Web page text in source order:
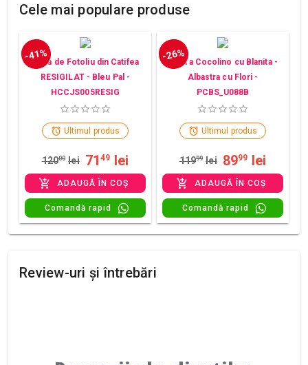
Cele mai populare produse
-41%
Husa de Fotoliu din Catifea
RESIGILAT - Bleu Pal -
HCCJS005RESIG
Ultimul produs
12000 lei 71 49 lei
ADAUGĂ ÎN COȘ
Comandă rapid
-26%
Patura Cocolino cu Blanita -
Albastra cu Flori -
PCBS_U088B
Ultimul produs
11999 lei 8999 lei
ADAUGĂ ÎN COȘ
Comandă rapid
Review-uri și întrebări